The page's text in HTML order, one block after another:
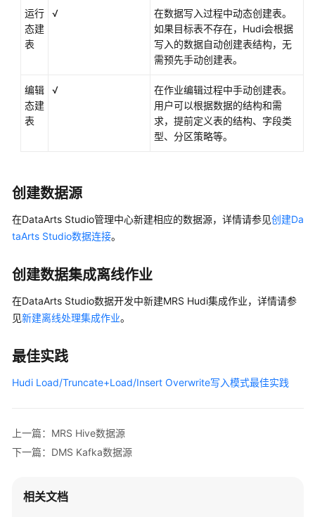
据
Fabric
SQL
据
（内
Apache
据
运行
态建
表
√
在数据写入过程中动态创建表。
如果目标表不存在，Hudi会根据
写入的数据自动创建表结构，无
需预先手动创建表。
编辑
态建
表
√
在作业编辑过程中手动创建表。
用户可以根据数据的结构和需
求，提前定义表的结构、字段类
型、分区策略等。
创建数据源
在DataArts Studio管理中心新建相应的数据源，详情请参见创建Da
taArts Studio数据连接。
创建数据集成离线作业
在DataArts Studio数据开发中新建MRS Hudi集成作业，详情请参
见新建离线处理集成作业。
最佳实践
Hudi Load/Truncate+Load/Insert Overwrite写入模式最佳实践
上一篇：MRS Hive数据源
下一篇：DMS Kafka数据源
相关文档